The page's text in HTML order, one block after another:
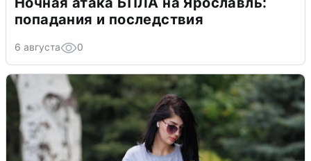
попадания и последствия
6 августа 0